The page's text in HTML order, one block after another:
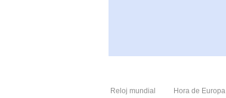
Reloj mundial Hora de Europa